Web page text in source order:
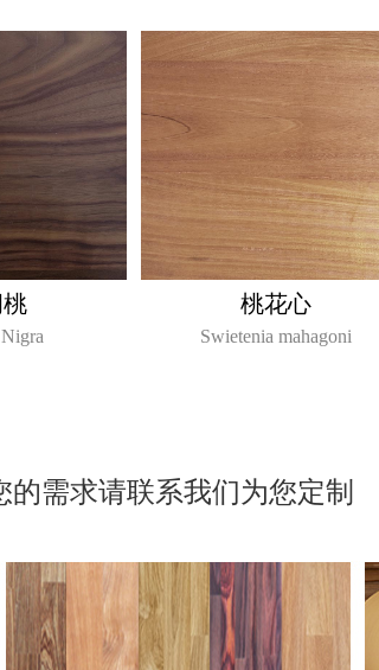
桃花心
Swietenia mahagoni
需求请联系我们为您定制